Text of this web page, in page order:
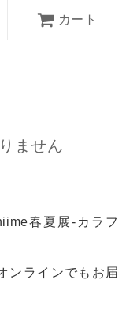
カート
ません
春夏展-カラフ
ンラインでもお届